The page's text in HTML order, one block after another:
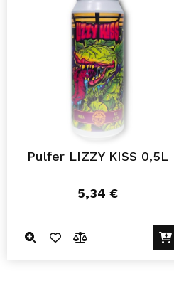
Pulfer LIZZY KISS 0,5L
5,34 €